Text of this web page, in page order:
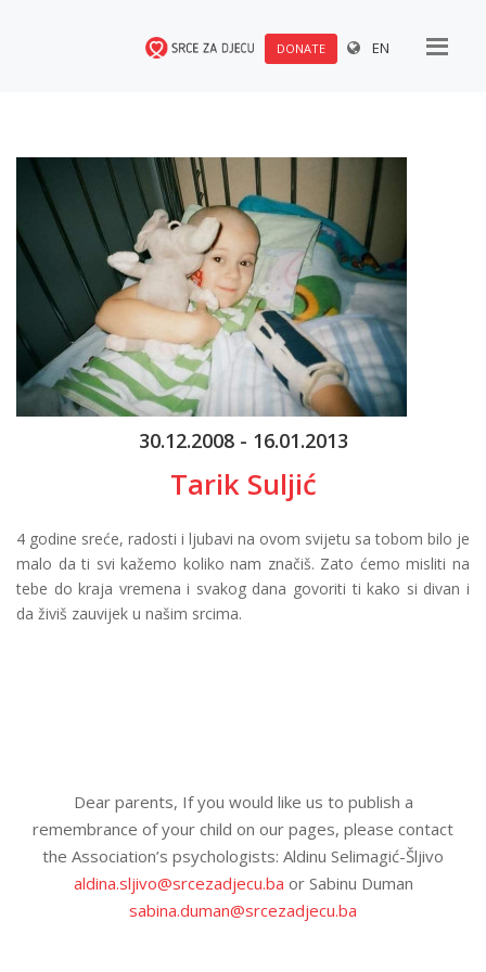
DONATE EN
30.12.2008 - 16.01.2013
Tarik Suljić
4 godine sreće, radosti i ljubavi na ovom svijetu sa tobom bilo je
malo da ti svi kažemo koliko nam značiš. Zato ćemo misliti na
tebe do kraja vremena i svakog dana govoriti ti kako si divan i
da živiš zauvijek u našim srcima.
Dear parents, If you would like us to publish a
remembrance of your child on our pages, please contact
the Association’s psychologists: Aldinu Selimagić-Šljivo
aldina.sljivo@srcezadjecu.ba or Sabinu Duman
sabina.duman@srcezadjecu.ba